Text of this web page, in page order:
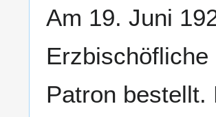
Am 19. Juni
Patron bestellt.